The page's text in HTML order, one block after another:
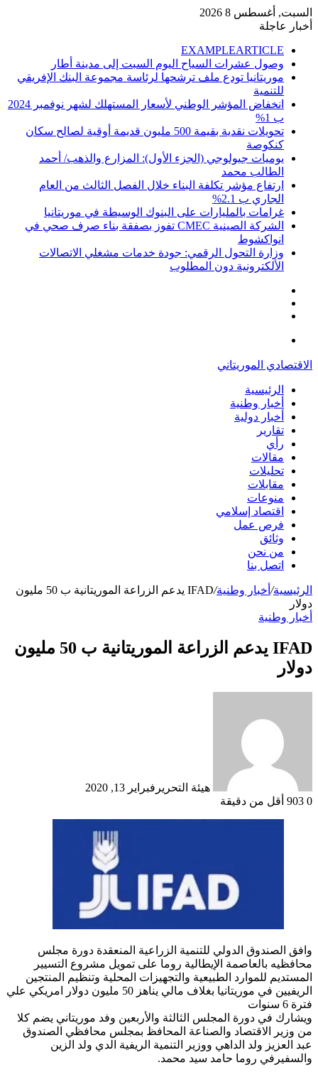
السبت, أغسطس 8 2026
أخبار عاجلة
EXAMPLEARTICLE
وصول عشرات السياح اليوم السبت إلى مدينة أطار
موريتانيا تودع ملف ترشحها لرئاسة مجموعة البنك الإفريقي
للتنمية
انخفاض المؤشر الوطني لأسعار المستهلك لشهر نوفمبر 2024
ب 1%
تحويلات نقدية بقيمة 500 مليون قديمة أوقية لصالح سكان
كنكوصة
يوميات جيولوجي (الجزء الأول): المزارع والذهب/ أحمد
الطالب محمد
ارتفاع مؤشر تكلفة البناء خلال الفصل الثالث من العام
الجاري ب 2.1%
غرامات بالمليارات على البنوك الوسيطة في موريتانيا
الشركة الصينية CMEC تفوز بصفقة بناء صرف صحي في
انواكشوط
وزارة التحول الرقمي: جودة خدمات مشغلي الاتصالات
الألكترونية دون المطلوب
الاقتصادي الموريتاني
الرئيسية
أخبار وطنية
أخبار دولية
تقارير
رأي
مقالات
تحليلات
مقابلات
منوعات
اقتصاد إسلامي
فرص عمل
وثائق
من نحن
اتصل بنا
الرئيسية/ أخبار وطنية/
IFAD يدعم الزراعة الموريتانية ب 50 مليون
دولار
أخبار وطنية
IFAD يدعم الزراعة الموريتانية ب 50 مليون
دولار
هيئة التحرير فبراير 13, 2020
0
أقل من دقيقة
وافق الصندوق الدولي للتنمية الزراعية المنعقدة دورة مجلس
محافظيه بالعاصمة الإيطالية روما على تمويل مشروع التسيير
المستديم للموارد الطبيعية والتجهيزات المحلية وتنظيم المنتجين
الريفيين في موريتانيا بغلاف مالي يناهز 50 مليون دولار امريكي علي
فترة 6 سنوات
ويشارك في دورة المجلس الثالثة والأربعين وفد موريتاني يضم كلا
من وزير الاقتصاد والصناعة المحافظ بمجلس محافظي الصندوق
عبد العزيز ولد الداهي ووزير التنمية الريفية الدي ولد الزين
والسفيرفي روما حامد سيد محمد.